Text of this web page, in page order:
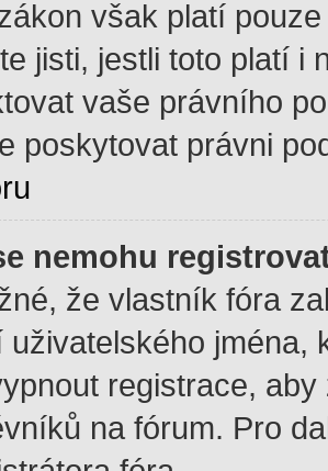
však platí
jisti, jestli toto platí i
vaše právního
poskytovat právni
nemohu
že vlastník fóra
uživatelského jména,
registrace,
na fórum. Pro